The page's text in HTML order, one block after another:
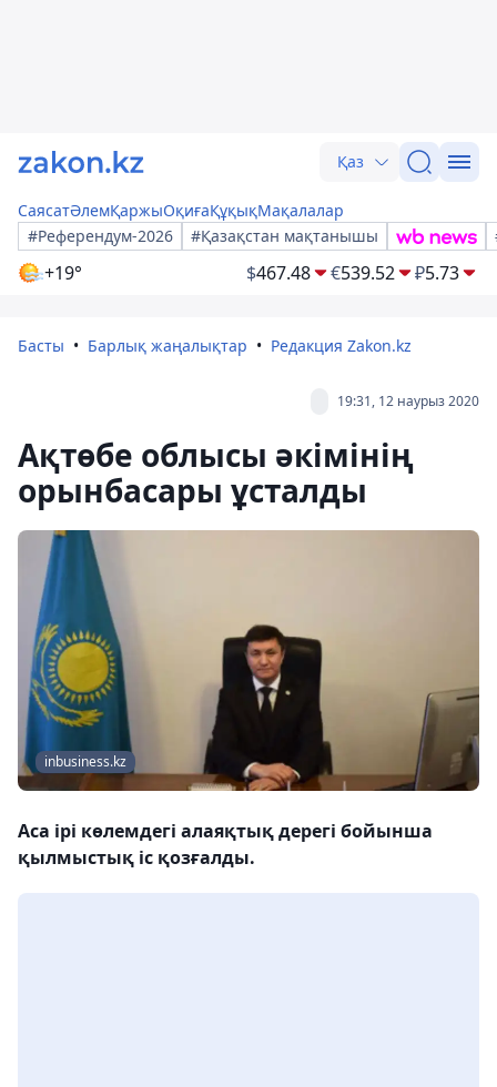
Қаз
СаясатӘлемҚаржыОқиғаҚұқықМақалалар
#Референдум-2026
#Қазақстан мақтанышы
+19° $467.48 €539.52 ₽5.73
Басты Барлық жаңалықтар Редакция Zakon.kz
19:31, 12 наурыз 2020
Ақтөбе облысы әкімінің
орынбасары ұсталды
inbusiness.kz
Аса ірі көлемдегі алаяқтық дерегі бойынша
қылмыстық іс қозғалды.